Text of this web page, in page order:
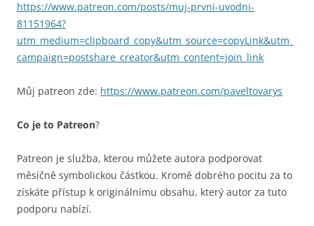
https://www.patreon.com/posts/muj-prvni-uvodni-
81151964?
utm_medium=clipboard_copy&utm_source=copyLink&utm_
campaign=postshare_creator&utm_content=join_link
Můj patreon zde: https://www.patreon.com/paveltovarys
Co je to Patreon?
Patreon je služba, kterou můžete autora podporovat
měsíčně symbolickou částkou. Kromě dobrého pocitu za to
získáte přístup k originálnímu obsahu, který autor za tuto
podporu nabízí.